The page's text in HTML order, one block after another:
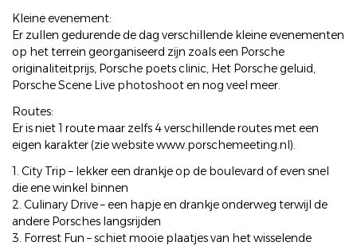
Kleine evenement:
Er zullen gedurende de dag verschillende kleine evenementen
op het terrein georganiseerd zijn zoals een Porsche
originaliteitprijs, Porsche poets clinic, Het Porsche geluid,
Porsche Scene Live photoshoot en nog veel meer.
Routes:
Er is niet 1 route maar zelfs 4 verschillende routes met een
eigen karakter (zie website www.porschemeeting.nl).
1. City Trip – lekker een drankje op de boulevard of even snel
die ene winkel binnen
2. Culinary Drive – een hapje en drankje onderweg terwijl de
andere Porsches langsrijden
3. Forrest Fun – schiet mooie plaatjes van het wisselende